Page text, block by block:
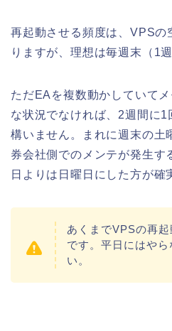
再起動させる頻度は、VPSの
りますが、理想は毎週末（1
ただEAを複数動かしていて
な状況でなければ、2週間に
構いません。まれに週末の土
券会社側でのメンテが発生す
日よりは日曜日にした方が確
あくまでVPSの再
です。平日にはや
い。